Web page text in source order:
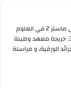
من
الأغواط،
للإعلام و
كريم
المكاتب
بوقلي عواطف صحفية من قسنطينة متحصلة على ماستر 2 في العلوم
السياسية والعلاقات الدولية من جامعة قسنطينة 3. خريجة معهد وطينة
الورقية، و مراسلة